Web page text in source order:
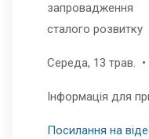
запровадження
сталого розвитку
Середа, 13 трав.
Інформація для
Посилання на